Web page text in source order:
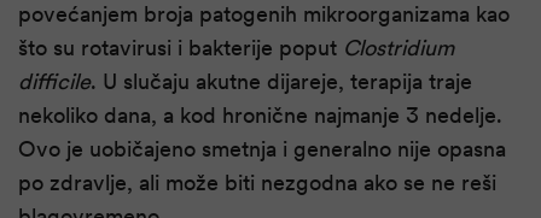
povećanjem broja patogenih mikroorganizama kao
što su rotavirusi i bakterije poput Clostridium
difficile. U slučaju akutne dijareje, terapija traje
nekoliko dana, a kod hronične najmanje 3 nedelje.
Ovo je uobičajeno smetnja i generalno nije opasna
po zdravlje, ali može biti nezgodna ako se ne reši